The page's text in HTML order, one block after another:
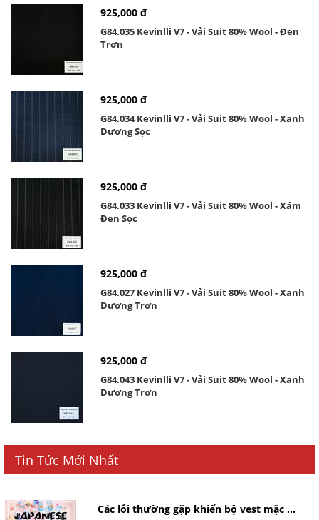
925,000 đ
G84.035 Kevinlli V7 - Vải Suit 80% Wool - Đen
Trơn
925,000 đ
G84.034 Kevinlli V7 - Vải Suit 80% Wool - Xanh
Dương Sọc
925,000 đ
G84.033 Kevinlli V7 - Vải Suit 80% Wool - Xám
Đen Sọc
925,000 đ
G84.027 Kevinlli V7 - Vải Suit 80% Wool - Xanh
Dương Trơn
925,000 đ
G84.043 Kevinlli V7 - Vải Suit 80% Wool - Xanh
Dương Trơn
Tin Tức Mới Nhất
Các lỗi thường gặp khiến bộ vest mặc ...